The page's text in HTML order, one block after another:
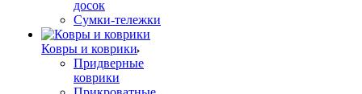
досок
Сумки-тележки
Ковры и коврики
Придверные
коврики